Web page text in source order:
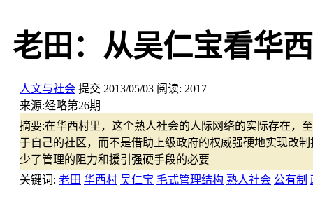
老田：从吴仁宝看华
人文与社会 提交 2013/05/03 阅读: 2017
来源:经略第26期
摘要:在华西村里，这个熟人社会的人际网络的实际存在，
于自己的社区，而不是借助上级政府的权威强硬地实现改
少了管理的阻力和援引强硬手段的必要
关键词: 老田 华西村 吴仁宝 毛式管理结构 熟人社会 公有制